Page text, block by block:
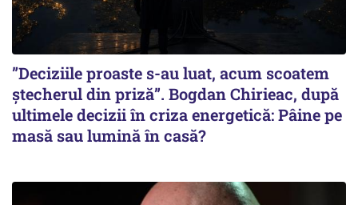
”Deciziile proaste s-au luat, acum scoatem
ștecherul din priză”. Bogdan Chirieac, după
ultimele decizii în criza energetică: Pâine pe
masă sau lumină în casă?